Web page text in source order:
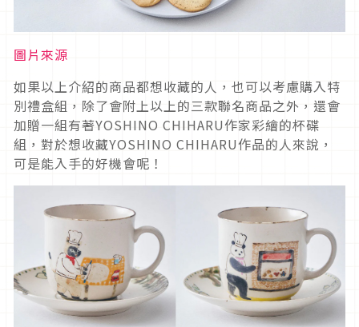
圖片來源
如果以上介紹的商品都想收藏的人，也可以考慮購入特
別禮盒組，除了會附上以上的三款聯名商品之外，還會
加贈一組有著YOSHINO CHIHARU作家彩繪的杯碟
組，對於想收藏YOSHINO CHIHARU作品的人來說，
可是能入手的好機會呢！